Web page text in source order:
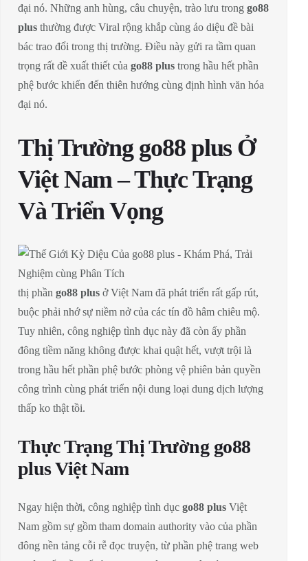
đại nó. Những anh hùng, câu chuyện, trào lưu trong go88
plus thường được Viral rộng khắp cùng ảo diệu đề bài
bác trao đổi trong thị trường. Điều này gửi ra tầm quan
trọng rất đề xuất thiết của go88 plus trong hầu hết phần
phệ bước khiến đến thiên hướng cùng định hình văn hóa
đại nó.
Thị Trường go88 plus Ở
Việt Nam – Thực Trạng
Và Triển Vọng
thị phần go88 plus ở Việt Nam đã phát triển rất gấp rút,
buộc phải nhớ sự niềm nở của các tín đồ hâm chiêu mộ.
Tuy nhiên, công nghiệp tình dục này đã còn ấy phần
đông tiềm năng không được khai quật hết, vượt trội là
trong hầu hết phần phệ bước phòng vệ phiên bản quyền
công trình cùng phát triển nội dung loại dung dịch lượng
thấp ko thật tồi.
Thực Trạng Thị Trường go88
plus Việt Nam
Ngay hiện thời, công nghiệp tình dục go88 plus Việt
Nam gồm sự gồm tham domain authority vào của phần
đông nền tảng cỗi rễ đọc truyện, từ phần phệ trang web